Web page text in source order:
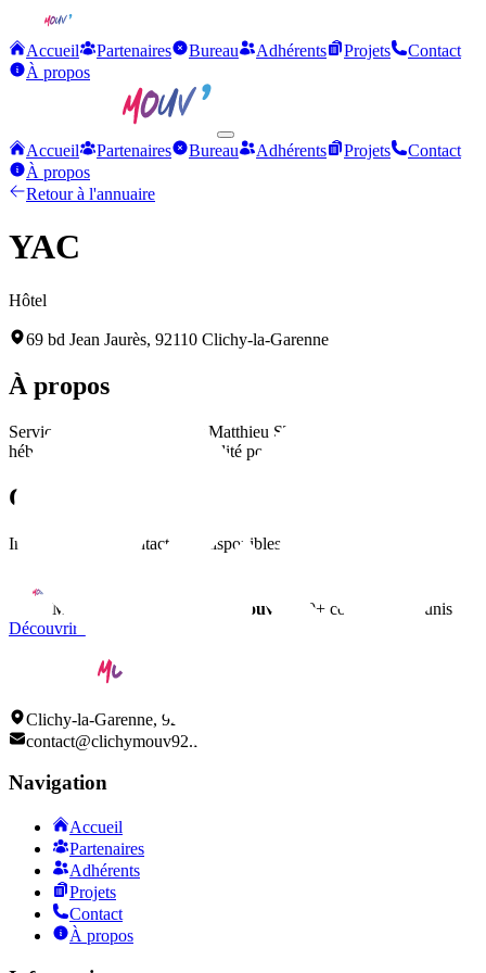
Accueil Partenaires Bureau Adhérents Projets
Contact
À propos
Accueil Partenaires Bureau Adhérents Projets
Contact
À propos
Retour à l'annuaire
YAC
Hôtel
69 bd Jean Jaurès, 92110 Clichy-la-Garenne
À propos
Services hôteliers dirigés par Matthieu STUDER, proposant
hébergement et services de qualité pour tous types de séjours.
Contact
Informations de contact non disponibles
Membre du réseau ClichyMouv
• 150+ commerçants unis
Découvrir tous nos adhérents
Clichy-la-Garenne, 92110
contact@clichymouv92.fr
Navigation
Accueil
Partenaires
Adhérents
Projets
Contact
À propos